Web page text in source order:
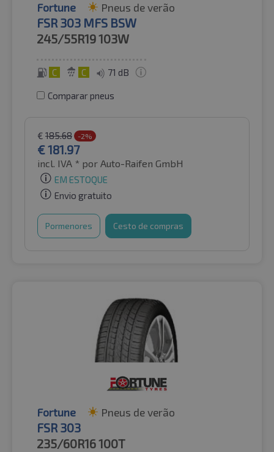
Fortune Pneus de verão
FSR 303 MFS BSW
245/55R19103W
C C 71 dB
Comparar pneus
€ 185.68 -2%
€181.97
incl. IVA * por Auto-Raifen GmbH
EM ESTOQUE
Envio gratuito
Pormenores Cesto de compras
Fortune Pneus de verão
FSR 303
235/60R16100T